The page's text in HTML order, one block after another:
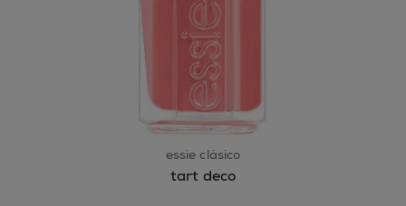
essie clásico
tart deco